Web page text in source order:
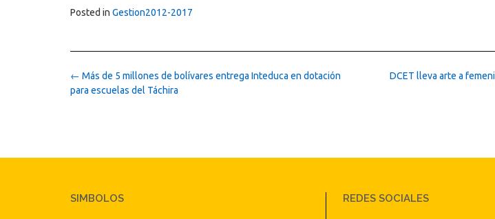
Posted in Gestion2012-2017
Post
navigation
DCET lleva arte a
← Más de 5 millones de bolívares entrega Inteduca en dotación
para escuelas del Táchira
SIMBOLOS REDES SOCIALES